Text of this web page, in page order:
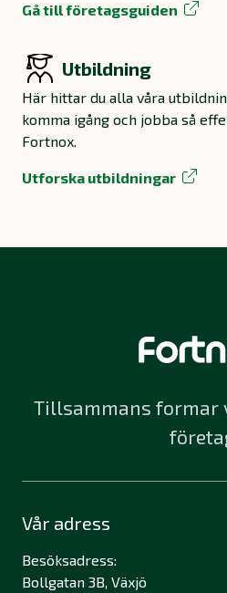
Gå till företagsguiden
Utbildning
Här hittar du alla våra
komma igång och jobba så
Fortnox.
Utforska utbildningar
Tillsammans formar
Vår adress
Besöksadress:
Bollgatan 3B, Växjö